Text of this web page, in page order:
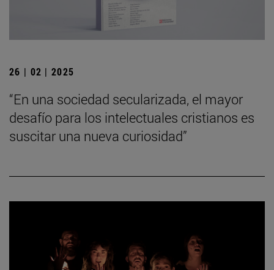
26 | 02 | 2025
“En una sociedad secularizada, el mayor
desafío para los intelectuales cristianos es
suscitar una nueva curiosidad”